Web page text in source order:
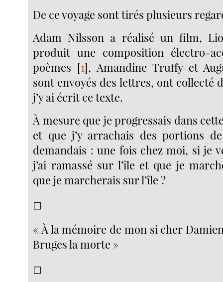
De ce voyage sont tirés plusieurs
Adam Nilsson a réalisé un film,
produit une composition électro-
poèmes [1], Amandine Truffy et
sont envoyés des lettres, ont collecté
j’y ai écrit ce texte.
À mesure que je progressais dans
et que j’y arrachais des portions
demandais : une fois chez moi, si je
j’ai ramassé sur l’île et que je
que je marcherais sur l’île ?
◻︎
« À la mémoire de mon si cher
Bruges la morte »
◻︎